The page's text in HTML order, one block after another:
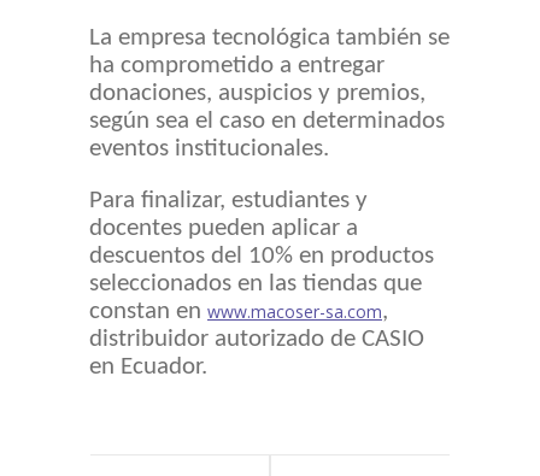
La empresa tecnológica también se
ha comprometido a entregar
donaciones, auspicios y premios,
según sea el caso en determinados
eventos institucionales.
Para finalizar, estudiantes y
docentes pueden aplicar a
descuentos del 10% en productos
seleccionados en las tiendas que
constan en www.macoser-sa.com,
distribuidor autorizado de CASIO
en Ecuador.